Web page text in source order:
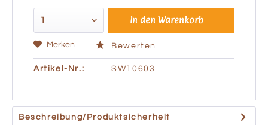
In den Warenkorb
Merken Bewerten
Artikel-Nr.: SW10603
Beschreibung/Produktsicherheit